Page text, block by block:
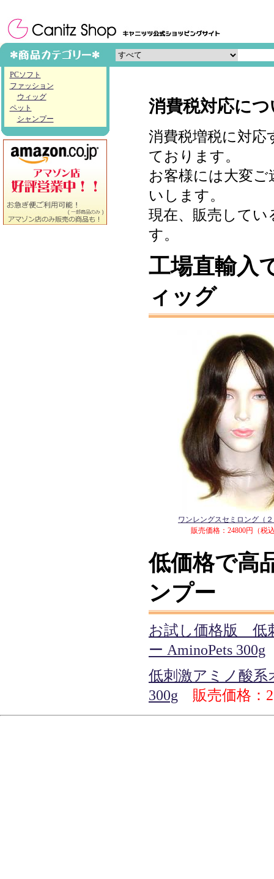
PCソフト
ファッション
ウィッグ
ペット
シャンプー
消費税対応に
消費税増税に対応
ております。
お客様には大変
いします。
現在、販売して
す。
工場直輸入
ィッグ
ワンレングスセミロング（
販売価格：24800円（税
低価格で高
ンプー
お試し価格版 低
ー AminoPets 300g
低刺激アミノ酸系
300g
販売価格：